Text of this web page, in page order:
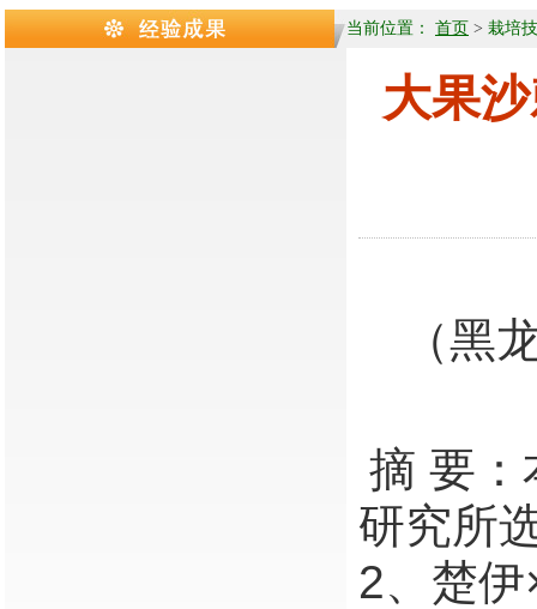
当前位置： 首页 > 栽培
大果
（黑
摘 要：
研究所
2、楚